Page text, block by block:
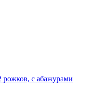
с абажурами